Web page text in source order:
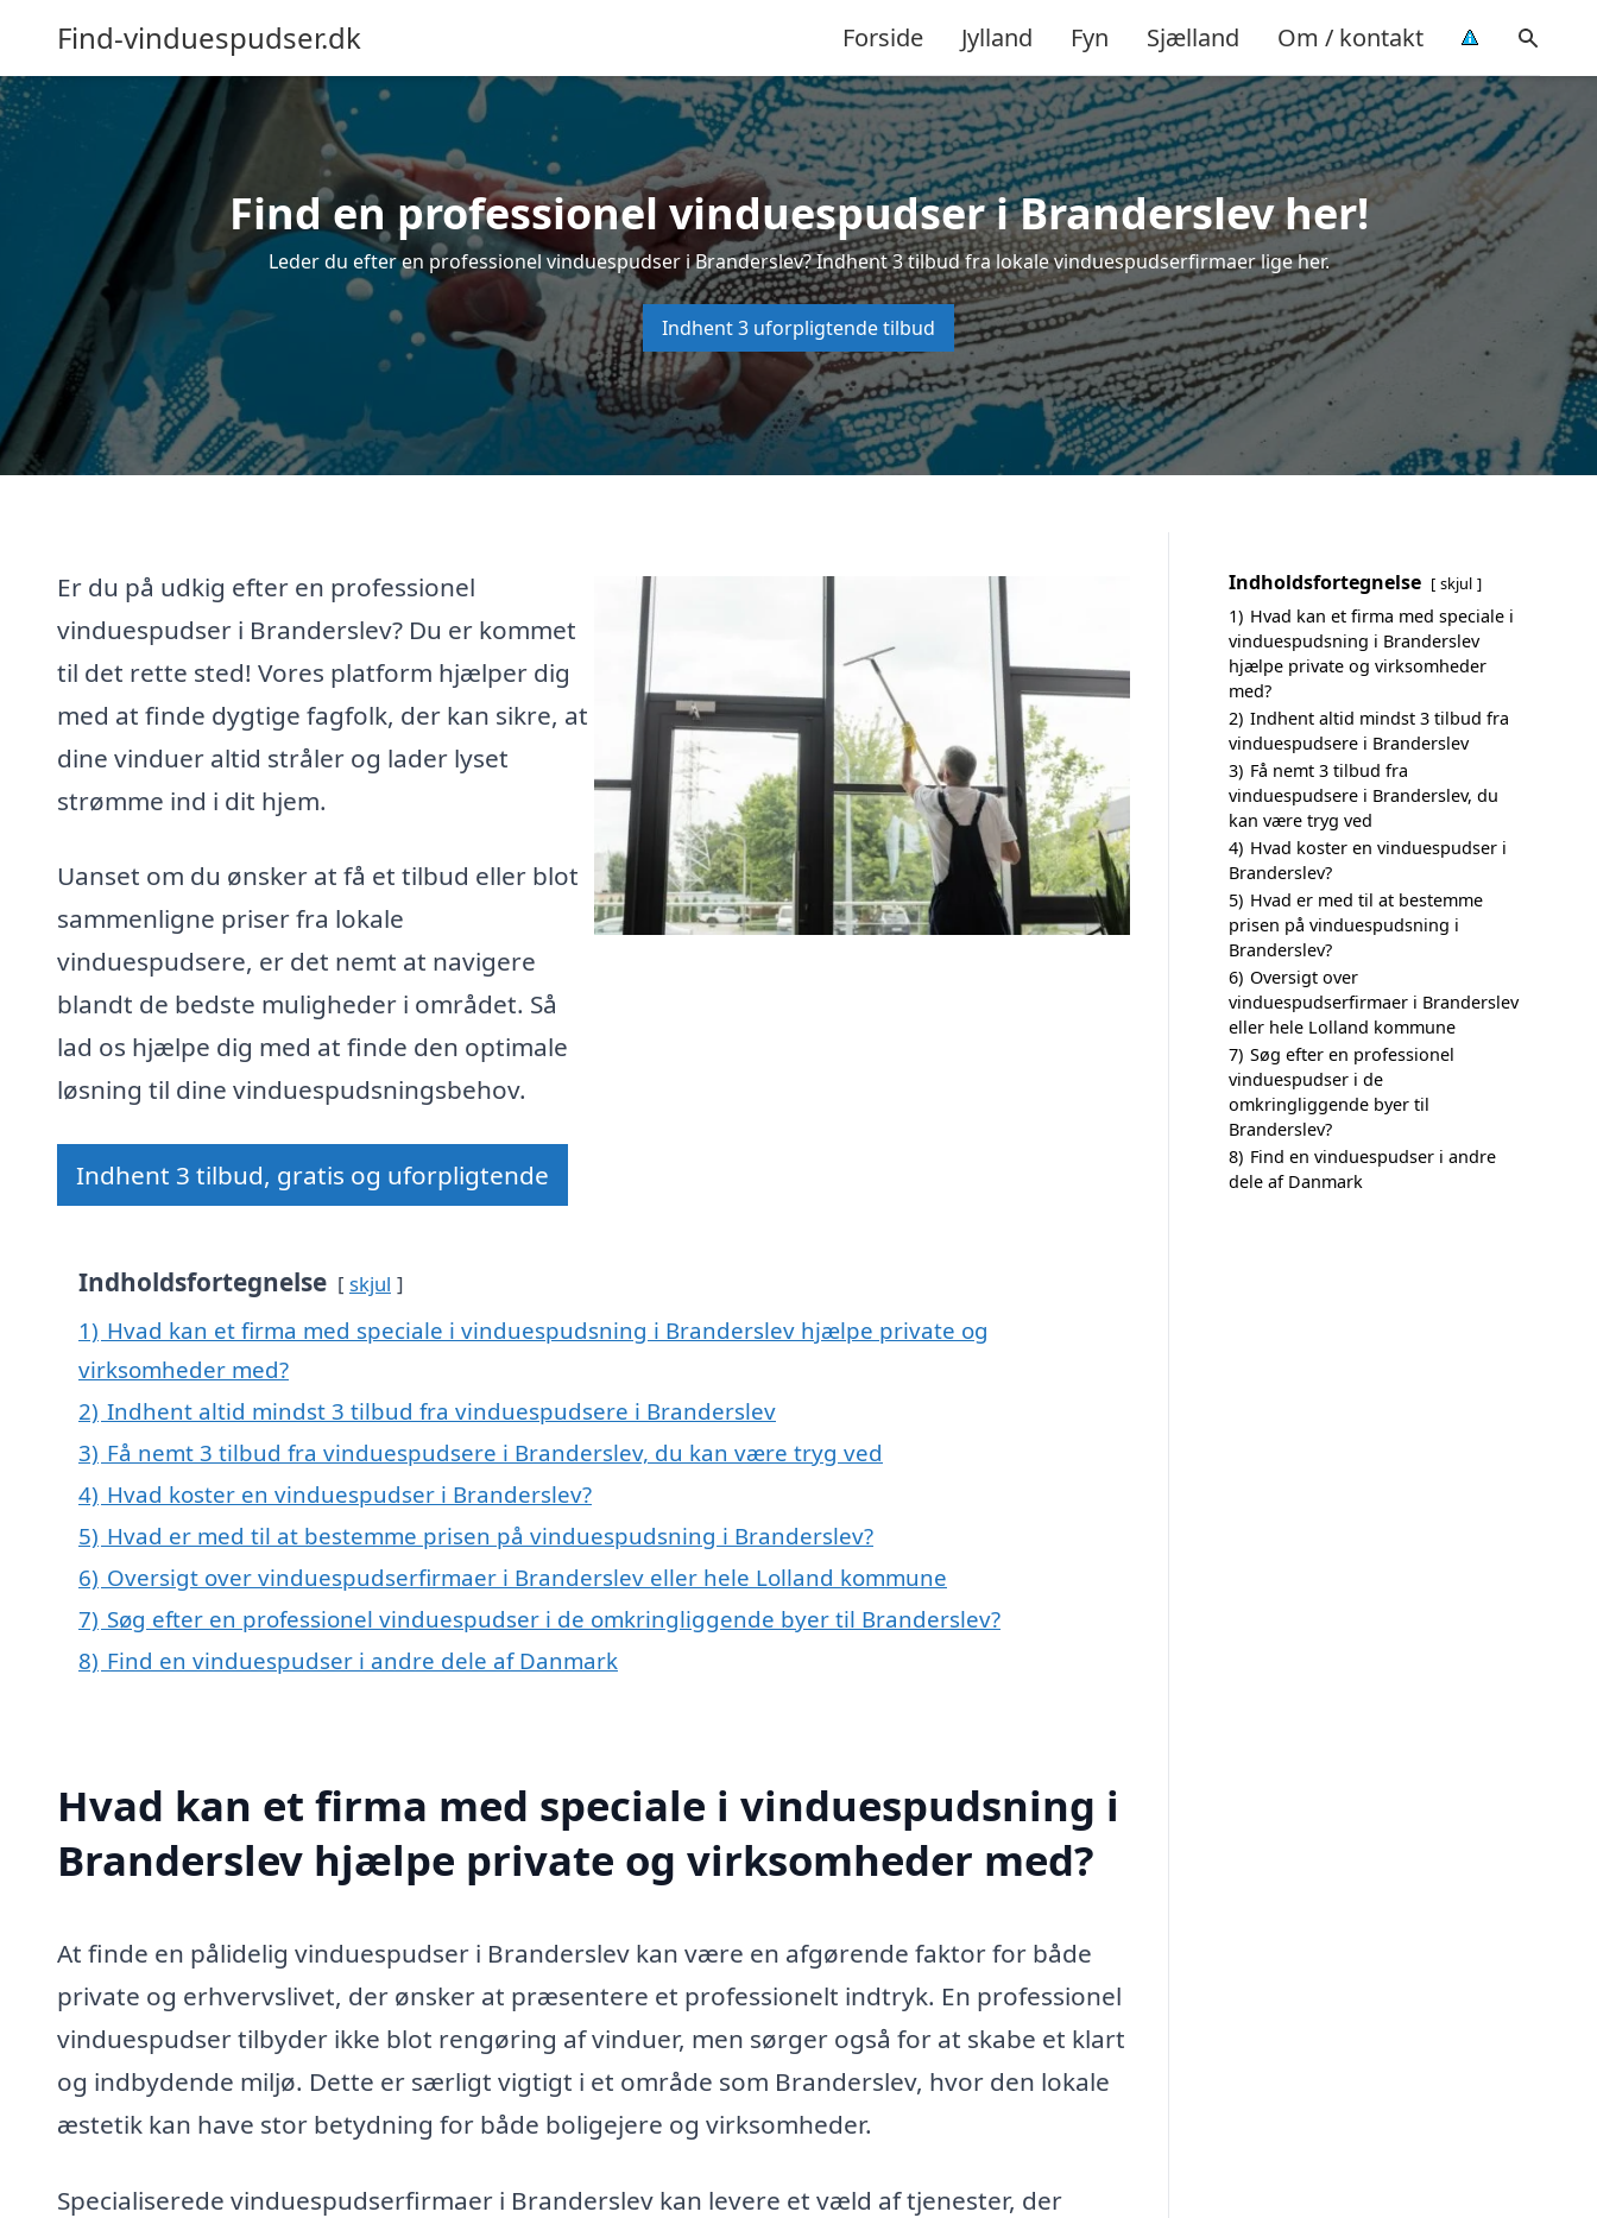
Find-vinduespudser.dk Forside Jylland Fyn Sjælland Om / kontakt
Find en professionel vinduespudser i Branderslev her!
Leder du efter en professionel vinduespudser i Branderslev? Indhent 3 tilbud fra lokale vinduespudserfirmaer lige her.
Indhent 3 uforpligtende tilbud
Er du på udkig efter en professionel
vinduespudser i Branderslev? Du er kommet
til det rette sted! Vores platform hjælper dig
med at finde dygtige fagfolk, der kan sikre, at
dine vinduer altid stråler og lader lyset
strømme ind i dit hjem.
Uanset om du ønsker at få et tilbud eller blot
sammenligne priser fra lokale
vinduespudsere, er det nemt at navigere
blandt de bedste muligheder i området. Så
lad os hjælpe dig med at finde den optimale
løsning til dine vinduespudsningsbehov.
Indhent 3 tilbud, gratis og uforpligtende
Indholdsfortegnelse skjul
1) Hvad kan et firma med speciale i vinduespudsning i Branderslev hjælpe private og
virksomheder med?
2) Indhent altid mindst 3 tilbud fra vinduespudsere i Branderslev
3) Få nemt 3 tilbud fra vinduespudsere i Branderslev, du kan være tryg ved
4) Hvad koster en vinduespudser i Branderslev?
5) Hvad er med til at bestemme prisen på vinduespudsning i Branderslev?
6) Oversigt over vinduespudserfirmaer i Branderslev eller hele Lolland kommune
7) Søg efter en professionel vinduespudser i de omkringliggende byer til Branderslev?
8) Find en vinduespudser i andre dele af Danmark
Hvad kan et firma med speciale i vinduespudsning i
Branderslev hjælpe private og virksomheder med?
At finde en pålidelig vinduespudser i Branderslev kan være en afgørende faktor for både
private og erhvervslivet, der ønsker at præsentere et professionelt indtryk. En professionel
vinduespudser tilbyder ikke blot rengøring af vinduer, men sørger også for at skabe et klart
og indbydende miljø. Dette er særligt vigtigt i et område som Branderslev, hvor den lokale
æstetik kan have stor betydning for både boligejere og virksomheder.
Specialiserede vinduespudserfirmaer i Branderslev kan levere et væld af tjenester, der
Indholdsfortegnelse skjul
1) Hvad kan et firma med speciale i
vinduespudsning i Branderslev
hjælpe private og virksomheder
med?
2) Indhent altid mindst 3 tilbud fra
vinduespudsere i Branderslev
3) Få nemt 3 tilbud fra
vinduespudsere i Branderslev, du
kan være tryg ved
4) Hvad koster en vinduespudser i
Branderslev?
5) Hvad er med til at bestemme
prisen på vinduespudsning i
Branderslev?
6) Oversigt over
vinduespudserfirmaer i Branderslev
eller hele Lolland kommune
7) Søg efter en professionel
vinduespudser i de
omkringliggende byer til
Branderslev?
8) Find en vinduespudser i andre
dele af Danmark